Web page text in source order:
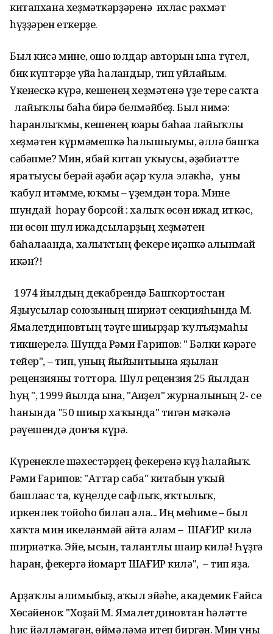
китапхана хеҙмәткәрҙәренә ихлас рәхмәт
һүҙҙәрен еткерҙе.
Был кисә мине, ошо юлдар авторын ғына түгел,
бик күптәрҙе уйға һалғандыр, тип уйлайым.
Үкенескә күрә, кешенең хеҙмәтенә үҙе тере саҡта
лайыҡлы баһа бирә белмәйбеҙ. Был нимә:
һаранлыҡмы, кешенең юғары баһаға лайыҡлы
хеҙмәтен күрмәмешкә һалышыумы, әллә башҡа
сәбәпме? Мин, ябай китап уҡыусы, әҙәбиәтте
яратыусы берәй әҙәби әҫәр ҡулға эләкһә, уны
ҡабул итәмме, юҡмы – үҙемдән тора. Мине
шундай һорау борсой : халыҡ өсөн ижад иткәс,
ни өсөн шул ижадсыларҙың хеҙмәтен
баһалағанда, халыҡтың фекере иҫәпкә алынмай
икән?!
1974 йылдың декабрендә Башҡортостан
Яҙыусылар союзының шиғриәт секцияһында М.
Ямалетдиновтың тәүге шиғырҙар ҡулъяҙмаһы
тикшерелә. Шунда Рәми Ғарипов: " Бәлки кәрәге
тейер", – тип, уның йыйынтығына яҙылған
рецензияны тоттора. Шул рецензия 25 йылдан
һуң ", 1999 йылда ғына, "Ағиҙел" журналының 2- се
һанында "50 шиғыр хаҡында" тигән мәҡәлә
рәүешендә донъя күрә.
Күренекле шәхестәрҙең фекеренә күҙ һалайыҡ.
Рәми Ғарипов: "Аттар саба" китабын уҡый
башлағас та, күңелде сафлыҡ, яҡтылыҡ,
иркенлек тойғоһо биләп ала... Иң мөһиме – был
хаҡта мин икеләнмәй әйтә алам – ШАҒИР килә
шиғриәткә. Эйе, ысын, талантлы шағир килә! Һүҙгә
һаран, фекергә йомарт ШАҒИР килә", – тип яҙа.
Арҙаҡлы ғалимыбыҙ, аҡыл эйәһе, академик Ғайса
Хөсәйенов: "Хоҙай М. Ямалетдиновтан һәләтте
һис йәлләмәгән, өймәләмә итеп биргән. Мин уны